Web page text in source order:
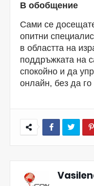
В обобщение
Сами се
опитни
в областта на
поддръжката на
спокойно и да
онлайн, без да